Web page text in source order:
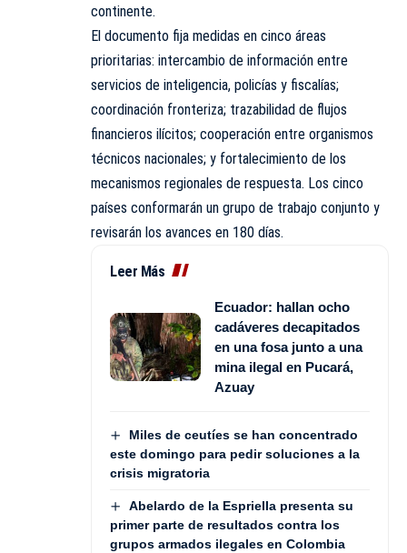
continente.
El documento fija medidas en cinco áreas
prioritarias: intercambio de información entre
servicios de inteligencia, policías y fiscalías;
coordinación fronteriza; trazabilidad de flujos
financieros ilícitos; cooperación entre organismos
técnicos nacionales; y fortalecimiento de los
mecanismos regionales de respuesta. Los cinco
países conformarán un grupo de trabajo conjunto y
revisarán los avances en 180 días.
Leer Más
Ecuador: hallan ocho
cadáveres decapitados
en una fosa junto a una
mina ilegal en Pucará,
Azuay
Miles de ceutíes se han concentrado
este domingo para pedir soluciones a la
crisis migratoria
Abelardo de la Espriella presenta su
primer parte de resultados contra los
grupos armados ilegales en Colombia